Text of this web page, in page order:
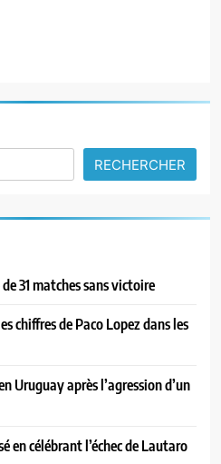
RECHERCHER
31 matches sans victoire
chiffres de Paco Lopez dans les
Uruguay après l’agression d’un
en célébrant l’échec de Lautaro